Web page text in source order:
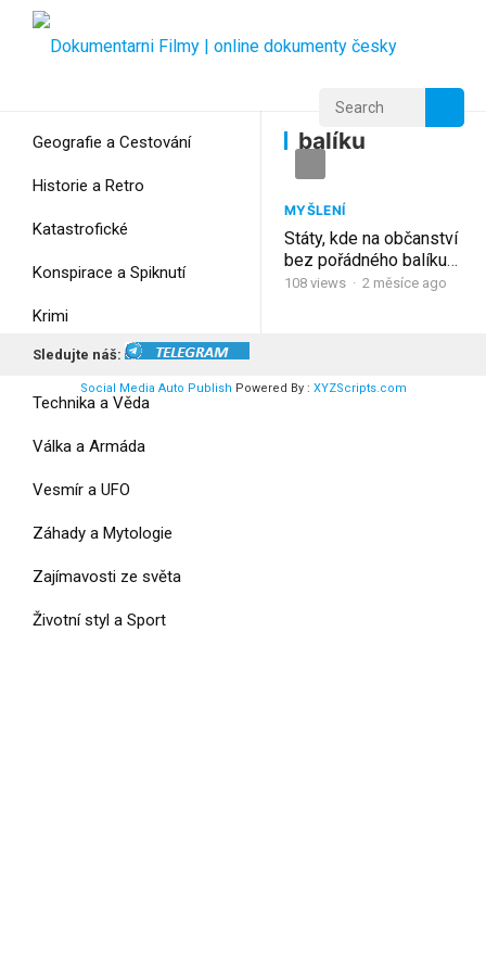
Geografie a Cestování
Historie a Retro
Katastrofické
Konspirace a Spiknutí
Krimi
Myšlení
Technika a Věda
Válka a Armáda
Vesmír a UFO
Záhady a Mytologie
Zajímavosti ze světa
Životní styl a Sport
balíku
balíku
MYŠLENÍ
Státy, kde na občanství
bez pořádného balíku
zapomeňte
108 views · 2 měsíce ago
Sledujte náš:
Social Media Auto Publish Powered By : XYZScripts.com